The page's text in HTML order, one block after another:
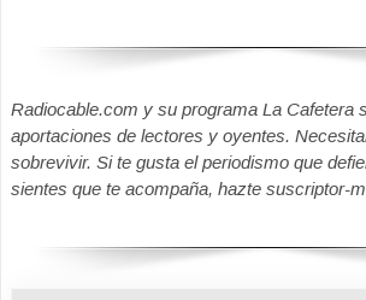
Radiocable.com y su programa La Cafetera
aportaciones de lectores y oyentes.
sobrevivir. Si te gusta el periodismo que
sientes que te acompaña, hazte suscriptor-